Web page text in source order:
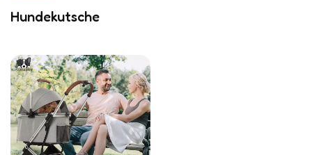
Hundekutsche